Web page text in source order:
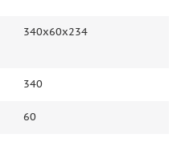
340х60х234
340
60